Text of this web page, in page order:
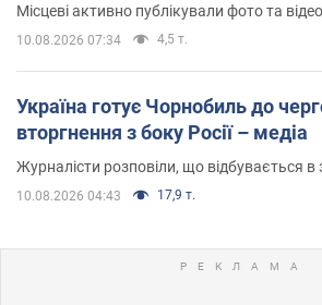
Місцеві активно публікували фото та відео
10.08.2026 07:34 4,5 т.
Україна готує Чорнобиль до
вторгнення з боку Росії – медіа
Журналісти розповіли, що відбувається в
10.08.2026 04:43 17,9 т.